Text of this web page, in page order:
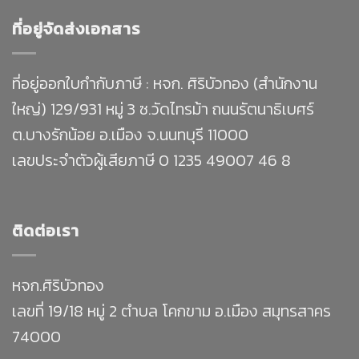
ที่อยู่จัดส่งเอกสาร
ที่อยู่ออกใบกำกับภาษี : หจก. ศิริบัวทอง (สำนักงาน
ใหญ่) 129/931 หมู่ 3 ซ.วัดไทรม้า ถนนรัตนาธิเบศร์
ต.บางรักน้อย อ.เมือง จ.นนทบุรี 11000
เลขประจำตัวผู้เสียภาษี 0 1235 49007 46 8
ติดต่อเรา
หจก.ศิริบัวทอง
เลขที่ 19/18 หมู่ 2 ตำบล โคกขาม อ.เมือง สมุทรสาคร
74000